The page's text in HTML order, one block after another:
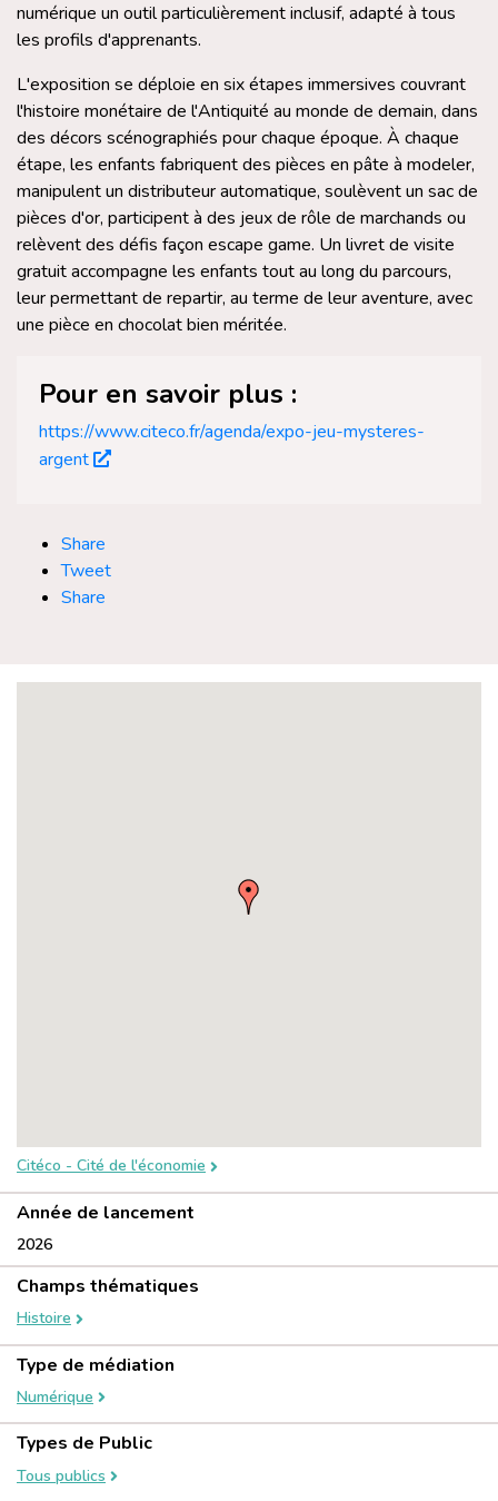
numérique un outil particulièrement inclusif, adapté à tous
les profils d'apprenants.
L'exposition se déploie en six étapes immersives couvrant
l'histoire monétaire de l'Antiquité au monde de demain, dans
des décors scénographiés pour chaque époque. À chaque
étape, les enfants fabriquent des pièces en pâte à modeler,
manipulent un distributeur automatique, soulèvent un sac de
pièces d'or, participent à des jeux de rôle de marchands ou
relèvent des défis façon escape game. Un livret de visite
gratuit accompagne les enfants tout au long du parcours,
leur permettant de repartir, au terme de leur aventure, avec
une pièce en chocolat bien méritée.
Pour en savoir plus :
https://www.citeco.fr/agenda/expo-jeu-mysteres-
argent
Share
Tweet
Share
Citéco - Cité de l'économie
Année de lancement
2026
Champs thématiques
Histoire
Type de médiation
Numérique
Types de Public
Tous publics